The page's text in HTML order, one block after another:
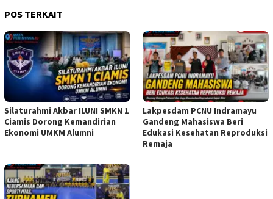
POS TERKAIT
Silaturahmi Akbar ILUNI SMKN 1
Ciamis Dorong Kemandirian
Ekonomi UMKM Alumni
Lakpesdam PCNU Indramayu
Gandeng Mahasiswa Beri
Edukasi Kesehatan Reproduksi
Remaja